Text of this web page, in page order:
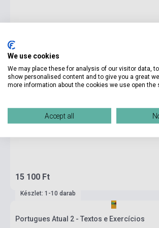
15 100 Ft
Készlet: 1-10 darab
Portugues Atual 2 - Textos e Exercícios
We use cookies
We may place these for analysis of our visitor data,
show personalised content and to give you a great
more information about the cookies we use open the
Accept all